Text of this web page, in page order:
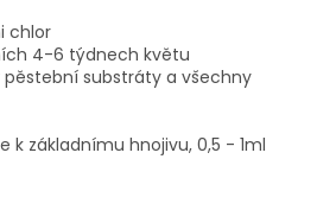
chlor
4-6 týdnech květu
substráty a všechny
k základnímu hnojivu, 0,5 - 1ml